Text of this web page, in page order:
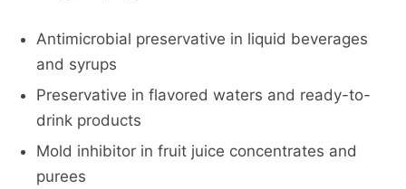
Antimicrobial preservative in liquid beverages
and syrups
Preservative in flavored waters and ready-to-
drink products
Mold inhibitor in fruit juice concentrates and
purees